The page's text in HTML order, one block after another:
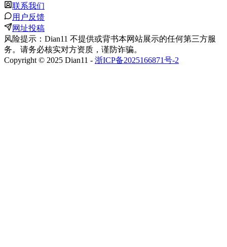
联系我们
用户反馈
网址投稿
风险提示：Dian11 不提供或背书本网站展示的任何第三方服
务。请务必核实对方资质，谨防诈骗。
Copyright © 2025 Dian11 - 浙ICP备2025166871号-2